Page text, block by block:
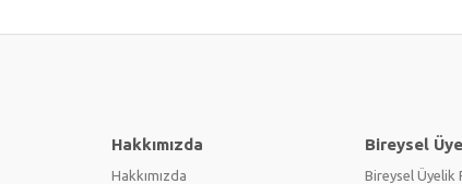
Hakkımızda
Hakkımızda
Bireysel
Bireysel Üyelik